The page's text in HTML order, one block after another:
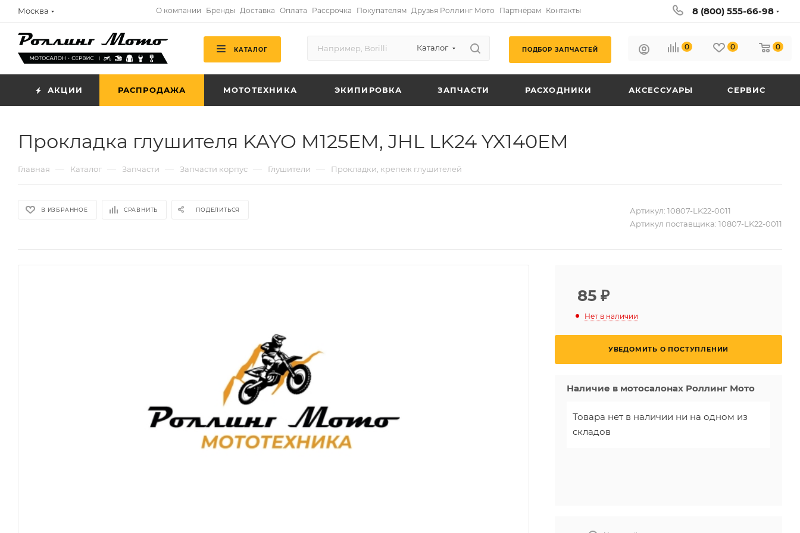
Москва О компании Бренды Доставка Оплата Рассрочка Покупателям Друзья Роллинг Мото Партнёрам Контакты 8 (800) 555-66-98
КАТАЛОГ Каталог ПОДБОР ЗАПЧАСТЕЙ 0 0 0
АКЦИИ РАСПРОДАЖА МОТОТЕХНИКА ЭКИПИРОВКА ЗАПЧАСТИ РАСХОДНИКИ АКСЕССУАРЫ СЕРВИС
Прокладка глушителя KAYO M125EM, JHL LK24 YX140EM
Главная — Каталог — Запчасти — Запчасти корпус — Глушители — Прокладки, крепеж глушителей
В ИЗБРАННОЕ СРАВНИТЬ ПОДЕЛИТЬСЯ Артикул: 10807-LK22-0011
Артикул поставщика: 10807-LK22-0011
85 ₽
Нет в наличии
УВЕДОМИТЬ О ПОСТУПЛЕНИИ
Наличие в мотосалонах Роллинг Мото
Товара нет в наличии ни на одном из
складов